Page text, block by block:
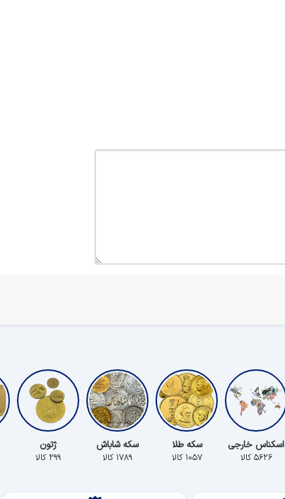
اسکناس خارجی
۵۶۲۶ کالا
سکه طلا
۱۰۵۷ کالا
سکه شاباش
۱۷۸۹ کالا
ژتون
۲۹۹ کالا